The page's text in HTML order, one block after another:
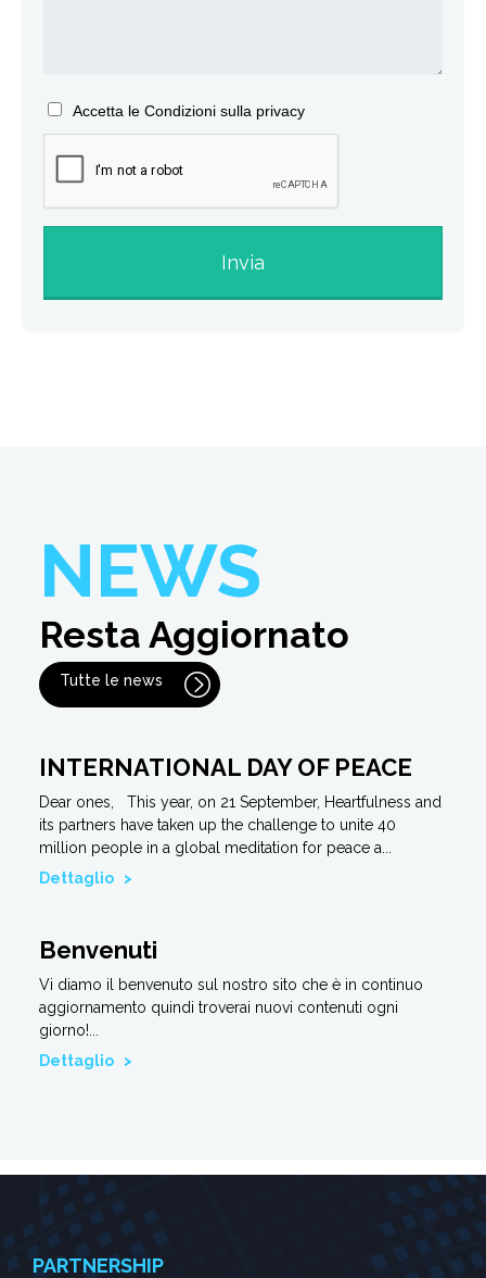
Accetta le Condizioni sulla privacy
NEWS
Resta Aggiornato
Tutte le news
INTERNATIONAL DAY OF PEACE
Dear ones, This year, on 21 September, Heartfulness and
its partners have taken up the challenge to unite 40
million people in a global meditation for peace a...
Dettaglio >
Benvenuti
Vi diamo il benvenuto sul nostro sito che è in continuo
aggiornamento quindi troverai nuovi contenuti ogni
giorno!...
Dettaglio >
PARTNERSHIP